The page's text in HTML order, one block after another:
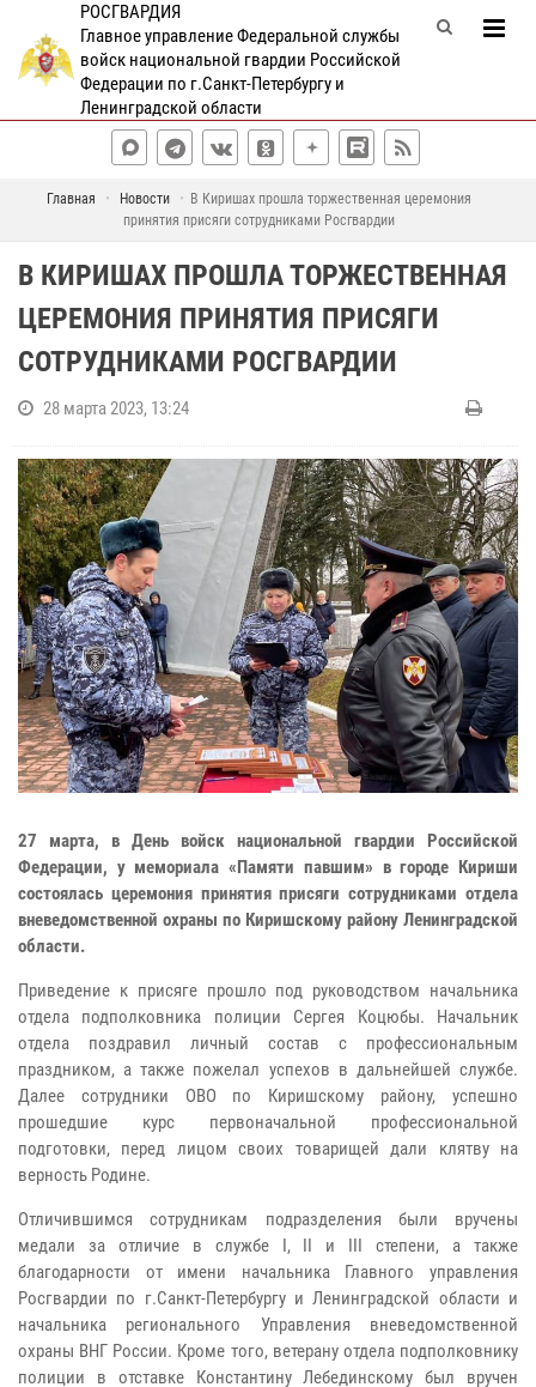
РОСГВАРДИЯ
Главное управление Федеральной службы
войск национальной гвардии Российской
Федерации по г.Санкт-Петербургу и
Ленинградской области
Главная Новости
В Киришах прошла торжественная церемония
принятия присяги сотрудниками Росгвардии
В КИРИШАХ ПРОШЛА ТОРЖЕСТВЕННАЯ
ЦЕРЕМОНИЯ ПРИНЯТИЯ ПРИСЯГИ
СОТРУДНИКАМИ РОСГВАРДИИ
28 марта 2023, 13:24
27 марта, в День войск национальной гвардии Российской
Федерации, у мемориала «Памяти павшим» в городе Кириши
состоялась церемония принятия присяги сотрудниками отдела
вневедомственной охраны по Киришскому району Ленинградской
области.
Приведение к присяге прошло под руководством начальника
отдела подполковника полиции Сергея Коцюбы. Начальник
отдела поздравил личный состав с профессиональным
праздником, а также пожелал успехов в дальнейшей службе.
Далее сотрудники ОВО по Киришскому району, успешно
прошедшие курс первоначальной профессиональной
подготовки, перед лицом своих товарищей дали клятву на
верность Родине.
Отличившимся сотрудникам подразделения были вручены
медали за отличие в службе I, II и III степени, а также
благодарности от имени начальника Главного управления
Росгвардии по г.Санкт-Петербургу и Ленинградской области и
начальника регионального Управления вневедомственной
охраны ВНГ России. Кроме того, ветерану отдела подполковнику
полиции в отставке Константину Лебединскому был вручен